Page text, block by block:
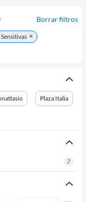
Borrar filtros
Plaza Italia
2